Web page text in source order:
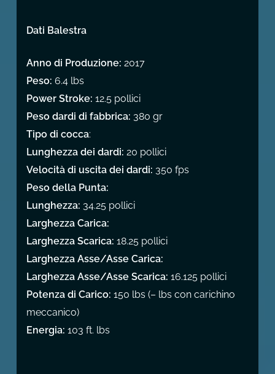
Dati Balestra
Anno di Produzione: 2017
Peso: 6.4 lbs
Power Stroke: 12.5 pollici
Peso dardi di fabbrica: 380 gr
Tipo di cocca:
Lunghezza dei dardi: 20 pollici
Velocità di uscita dei dardi: 350 fps
Peso della Punta:
Lunghezza: 34.25 pollici
Larghezza Carica:
Larghezza Scarica: 18.25 pollici
Larghezza Asse/Asse Carica:
Larghezza Asse/Asse Scarica: 16.125 pollici
Potenza di Carico: 150 lbs (– lbs con carichino
meccanico)
Energia: 103 ft. lbs